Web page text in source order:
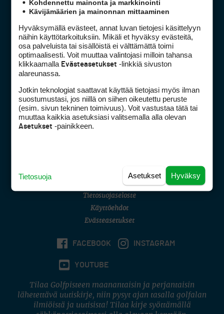
Golfpiste mediakortti
Golfpisteen yhteystiedot
DSA avoimuusraportti
Asiakaspalvelu
(digi) digi@otavamedia.fi
Tietosuojaseloste
Käyttöehdot
Evästeasetukset
FACEBOOK INSTAGRAM
YOUTUBE
Tilaa Golfpisteen maanantaisin ja perjantaisin
lähetettävä uutiskirje, niin pysyt ajan tasalla golfalan
ilmiöistä ja uutisista! Tilaa kirje syöttämällä
Kohdennettu mainonta ja markkinointi
Kävijämäärien ja mainonnan mittaaminen
Hyväksymällä evästeet, annat luvan tietojesi käsittelyyn
näihin käyttötarkoituksiin. Mikäli et hyväksy evästeitä,
osa palveluista tai sisällöistä ei välttämättä toimi
optimaalisesti. Voit muuttaa valintojasi milloin tahansa
klikkaamalla Evästeasetukset -linkkiä sivuston
alareunassa.
Jotkin teknologiat saattavat käyttää tietojasi myös ilman
suostumustasi, jos niillä on siihen oikeutettu peruste
(esim. sivun tekninen toimivuus). Voit vastustaa tätä tai
muuttaa kaikkia asetuksiasi valitsemalla alla olevan
Asetukset -painikkeen.
Hyväksy
Asetukset
Tietosuoja